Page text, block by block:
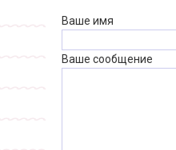
Ваше имя
Ваше сообщение